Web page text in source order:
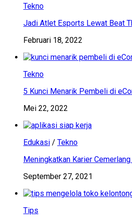
Tekno
Jadi Atlet Esports Lewat Beat
Februari 18, 2022
Tekno
5 Kunci Menarik Pembeli di
Mei 22, 2022
Edukasi / Tekno
Meningkatkan Karier
September 27, 2021
Tips